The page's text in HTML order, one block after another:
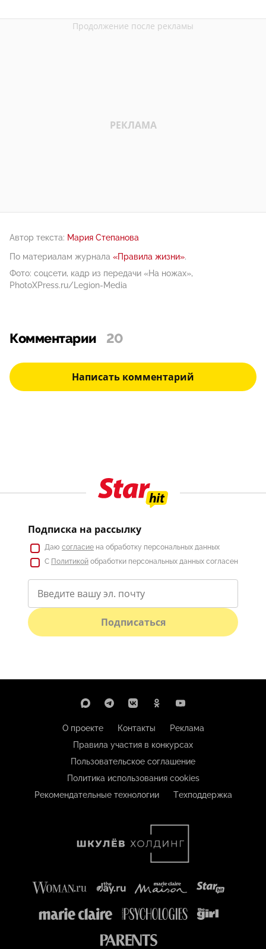
Автор текста: Мария Степанова
По материалам журнала «Правила жизни».
Фото: соцсети, кадр из передачи «На ножах»,
PhotoXPress.ru/Legion-Media
Комментарии 20
Написать комментарий
Подписка на рассылку
Даю согласие на обработку персональных данных
С Политикой обработки персональных данных согласен
Подписаться
О проекте Контакты
Реклама
Правила участия в конкурсах
Пользовательское соглашение
Политика использования cookies
Рекомендательные технологии
Техподдержка